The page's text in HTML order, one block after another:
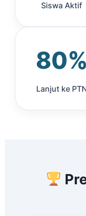
Siswa Aktif
80%
Lanjut ke